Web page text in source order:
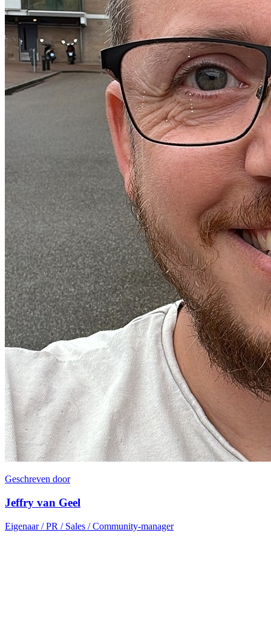
Geschreven door
Jeffry van Geel
Eigenaar / PR / Sales / Community-manager